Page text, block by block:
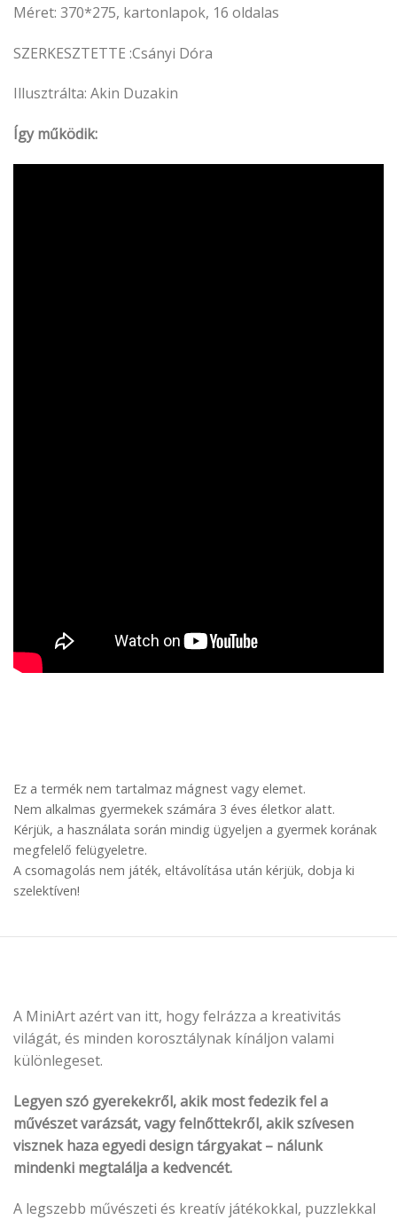
Méret: 370*275, kartonlapok, 16 oldalas
SZERKESZTETTE :Csányi Dóra
Illusztrálta: Akin Duzakin
Így működik:
Ez a termék nem tartalmaz mágnest vagy elemet.
Nem alkalmas gyermekek számára 3 éves életkor alatt.
Kérjük, a használata során mindig ügyeljen a gyermek korának
megfelelő felügyeletre.
A csomagolás nem játék, eltávolítása után kérjük, dobja ki
szelektíven!
A MiniArt azért van itt, hogy felrázza a kreativitás
világát, és minden korosztálynak kínáljon valami
különlegeset.
Legyen szó gyerekekről, akik most fedezik fel a
művészet varázsát, vagy felnőttekről, akik szívesen
visznek haza egyedi design tárgyakat – nálunk
mindenki megtalálja a kedvencét.
A legszebb művészeti és kreatív játékokkal, puzzlekkal